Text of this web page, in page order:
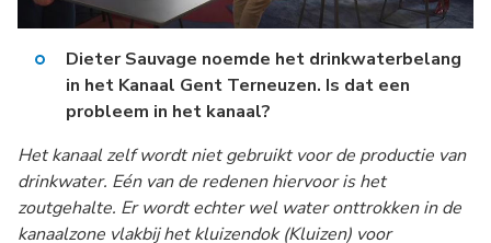
Dieter Sauvage noemde het drinkwaterbelang
in het Kanaal Gent Terneuzen. Is dat een
probleem in het kanaal?
Het kanaal zelf wordt niet gebruikt voor de productie van
drinkwater. Eén van de redenen hiervoor is het
zoutgehalte. Er wordt echter wel water onttrokken in de
kanaalzone vlakbij het kluizendok (Kluizen) voor